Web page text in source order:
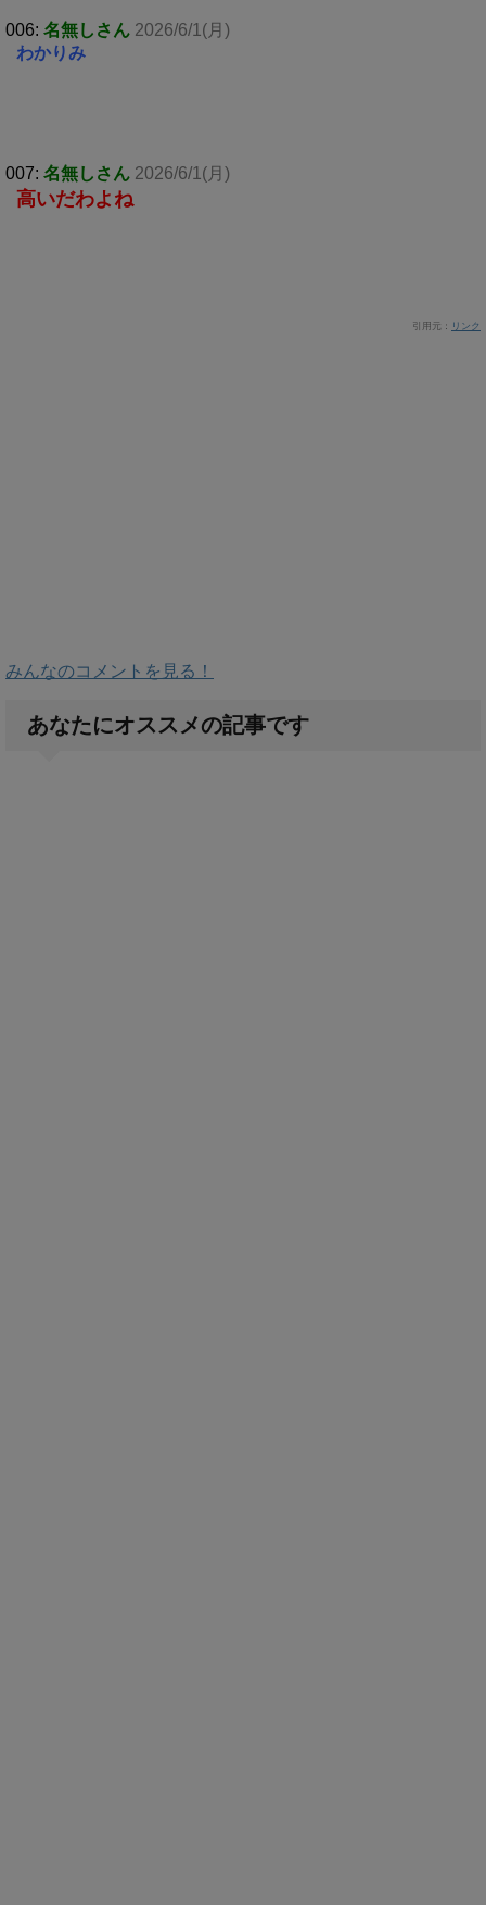
006: 名無しさん 2026/6/1(月)
わかりみ
007: 名無しさん 2026/6/1(月)
高いだわよね
引用元： リンク
みんなのコメントを見る！
あなたにオススメの記事です